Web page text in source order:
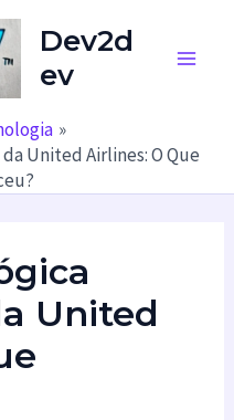
Dev2d
ev
United Airlines: O Que
United